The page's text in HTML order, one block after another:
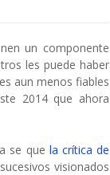
un componente
les puede haber
aun menos fiables
2014 que ahora
se que la crítica de
visionados